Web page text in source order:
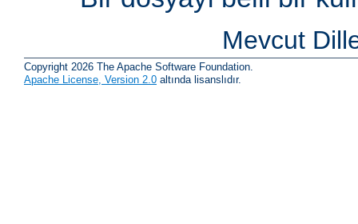
Mevcut
Copyright 2026 The Apache Software Foundation.
Apache License, Version 2.0 altında lisanslıdır.